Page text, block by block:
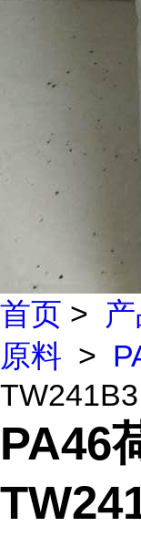
首页 >
原料 >
TW241B3
PA46